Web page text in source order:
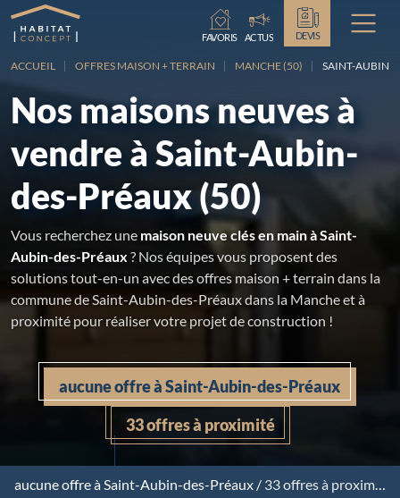
Chargement...
FAVORIS ACTUS DEVIS
ACCUEIL OFFRES MAISON + TERRAIN MANCHE (50) SAINT-AUBIN-
Nos maisons neuves à
vendre à Saint-Aubin-
des-Préaux (50)
Vous recherchez une maison neuve clés en main à Saint-
Aubin-des-Préaux ? Nos équipes vous proposent des
solutions tout-en-un avec des offres maison + terrain dans la
commune de Saint-Aubin-des-Préaux dans la Manche et à
proximité pour réaliser votre projet de construction !
aucune offre à Saint-Aubin-des-Préaux
33 offres à proximité
aucune offreà Saint-Aubin-des-Préaux / 33 offres à proximité